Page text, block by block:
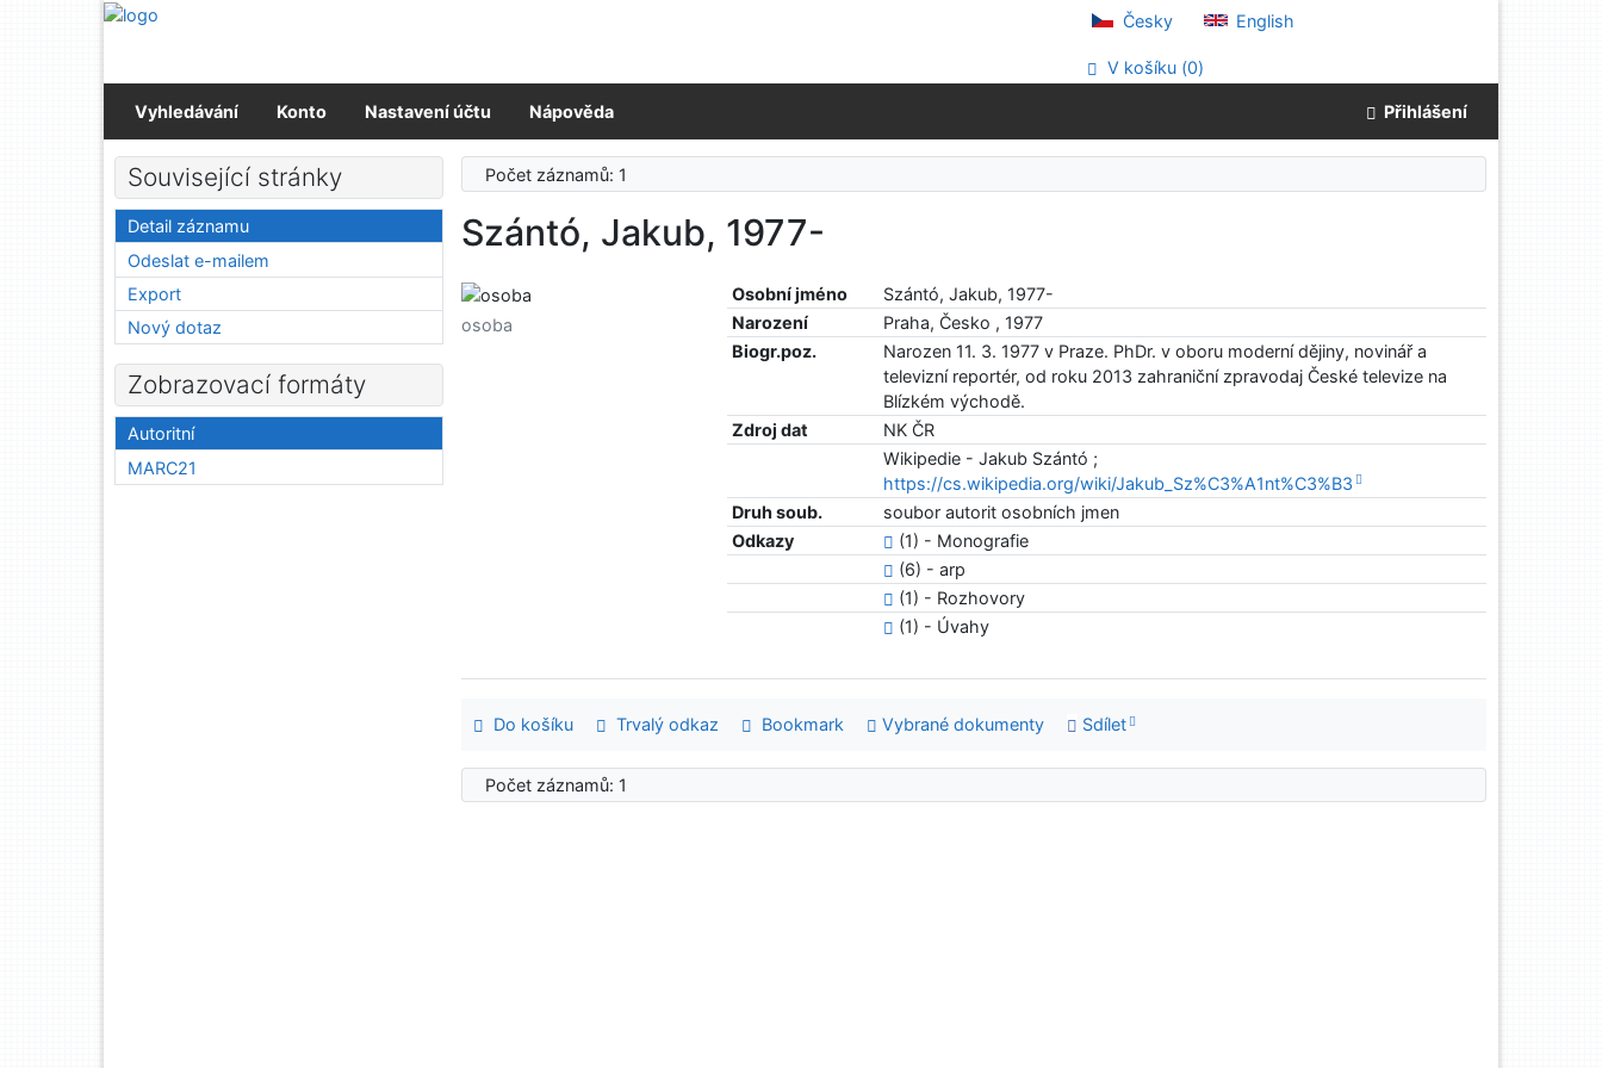
Přejít na obsah
Česky English
V košíku (0)
Vyhledávání Konto Nastavení účtu Nápověda Přihlášení
Počet záznamů: 1
Szántó, Jakub, 1977-
Osobní jméno
Szántó, Jakub, 1977-
Narození
Praha, Česko , 1977
Biogr.poz.
Narozen 11. 3. 1977 v Praze. PhDr. v oboru moderní dějiny, novinář a
televizní reportér, od roku 2013 zahraniční zpravodaj České televize na
Blízkém východě.
Zdroj dat
NK ČR
Wikipedie - Jakub Szántó ;
https://cs.wikipedia.org/wiki/Jakub_Sz%C3%A1nt%C3%B3
Druh soub.
soubor autorit osobních jmen
Odkazy
(1) - Monografie
(6) - arp
(1) - Rozhovory
(1) - Úvahy
osoba
Do košíku Trvalý odkaz Bookmark Vybrané dokumenty Sdílet
Počet záznamů: 1
Související stránky
Detail záznamu
Odeslat e-mailem
Export
Nový dotaz
Zobrazovací formáty
Autoritní
MARC21